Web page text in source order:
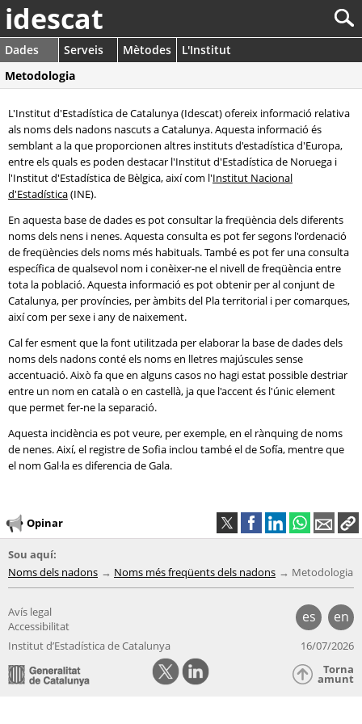
idescat
Dades Serveis Mètodes
L'Institut
Metodologia
L'Institut d'Estadística de Catalunya (Idescat) ofereix informació relativa
als noms dels nadons nascuts a Catalunya. Aquesta informació és
semblant a la que proporcionen altres instituts d'estadística d'Europa,
entre els quals es poden destacar l'Institut d'Estadística de Noruega i
l'Institut d'Estadística de Bèlgica, així com l'Institut Nacional
d'Estadística(INE).
En aquesta base de dades es pot consultar la freqüència dels diferents
noms dels nens i nenes. Aquesta consulta es pot fer segons l'ordenació
de freqüències dels noms més habituals. També es pot fer una consulta
específica de qualsevol nom i conèixer-ne el nivell de freqüència entre
tota la població. Aquesta informació es pot obtenir per al conjunt de
Catalunya, per províncies, per àmbits del Pla territorial i per comarques,
així com per sexe i any de naixement.
Cal fer esment que la font utilitzada per elaborar la base de dades dels
noms dels nadons conté els noms en lletres majúscules sense
accentuació. Això fa que en alguns casos no hagi estat possible destriar
entre un nom en català o en castellà, ja que l'accent és l'únic element
que permet fer-ne la separació.
Aquesta incidència es pot veure, per exemple, en el rànquing de noms
de nenes. Així, el registre de Sofia inclou també el de Sofía, mentre que
el nom Gal·la es diferencia de Gala.
Opinar
Sou aquí:
Noms dels nadons
Noms més freqüents dels nadons Metodologia
es en
Avís legal
Accessibilitat
Institut d’Estadística de Catalunya
16/07/2026
Torna
amunt